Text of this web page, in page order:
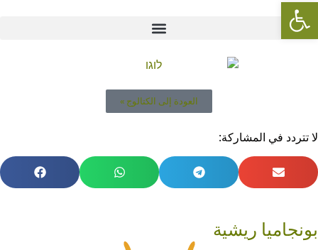
العودة إلى الكتالوج »
لا تتردد في المشاركة:
بونجاميا ريشية
Open toolbar